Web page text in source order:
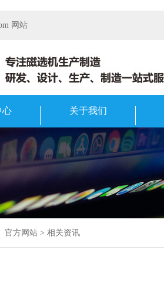
网站
心 关于我们
官方网站 > 相关资讯